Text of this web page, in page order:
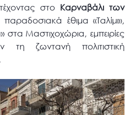
στο Καρναβάλι των
έθιμα «Ταλίμι»,
στα Μαστιχοχώρια, εμπειρίες
τη ζωντανή πολιτιστική